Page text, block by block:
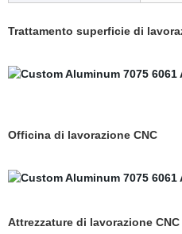
Trattamento superficie di
Officina di lavorazione CNC
Attrezzature di lavorazione CNC